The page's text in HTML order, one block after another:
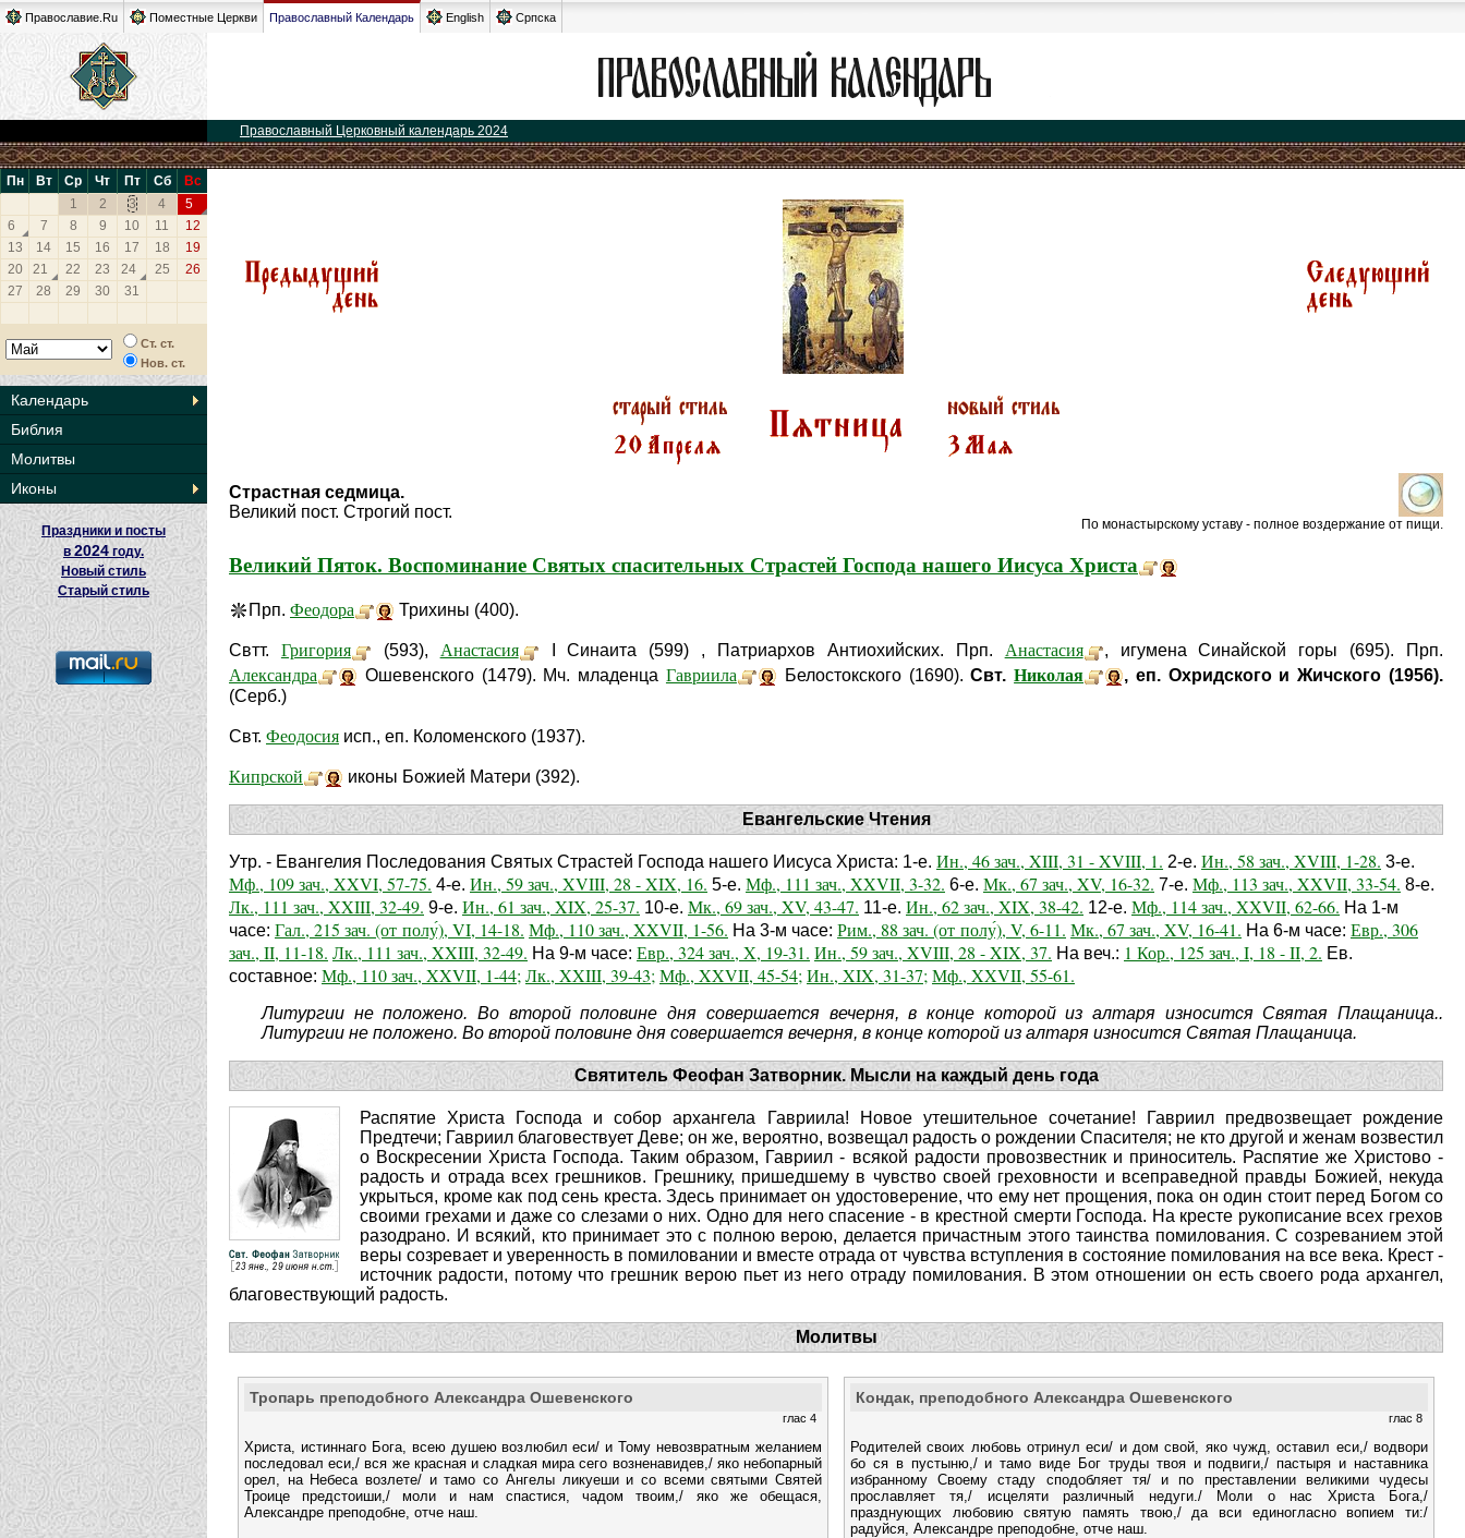
Православие.Ru Поместные Церкви Православный Календарь English Српска
Православный Церковный календарь 2024
Пн Вт Ср Чт Пт Сб
Вс
1
2 3 4
5
6
7 8 9 10 11
12
13
14 15 16 17 18
19
20
21 22 23 24 25
26
27
28 29 30 31
Ст. ст.
Нов. ст.
Календарь
Библия
Молитвы
Иконы
Праздники и посты
в2024 году.
Новый стиль
Старый стиль
Страстная седмица.
Великий пост. Строгий пост.
По монастырскому уставу - полное воздержание от пищи.
Великий Пяток. Воспоминание Святых спасительных Страстей Господа нашего Иисуса Христа
Прп. Феодора Трихины (400).
Свтт. Григория (593), Анастасия I Синаита (599) , Патриархов Антиохийских. Прп. Анастасия , игумена Синайской горы (695). Прп.
Александра Ошевенского (1479). Мч. младенца Гавриила Белостокского (1690).Свт.Николая
, еп. Охридского и Жичского (1956).
(Серб.)
Свт. Феодосия исп., еп. Коломенского (1937).
Кипрской иконы Божией Матери (392).
Евангельские Чтения
Утр. - Евангелия Последования Святых Страстей Господа нашего Иисуса Христа: 1-е. Ин., 46 зач., XIII, 31 - XVIII, 1. 2-е. Ин., 58 зач., XVIII, 1-28. 3-е.
Мф., 109 зач., XXVI, 57-75. 4-е. Ин., 59 зач., XVIII, 28 - XIX, 16. 5-е. Мф., 111 зач., XXVII, 3-32. 6-е. Мк., 67 зач., XV, 16-32. 7-е. Мф., 113 зач., XXVII, 33-54. 8-е.
Лк., 111 зач., XXIII, 32-49. 9-е. Ин., 61 зач., XIX, 25-37. 10-е. Мк., 69 зач., XV, 43-47. 11-е. Ин., 62 зач., XIX, 38-42. 12-е. Мф., 114 зач., XXVII, 62-66. На 1-м
часе: Гал., 215 зач. (от полу́), VI, 14-18. Мф., 110 зач., XXVII, 1-56. На 3-м часе: Рим., 88 зач. (от полу́), V, 6-11. Мк., 67 зач., XV, 16-41. На 6-м часе: Евр., 306
зач., II, 11-18. Лк., 111 зач., XXIII, 32-49. На 9-м часе: Евр., 324 зач., X, 19-31. Ин., 59 зач., XVIII, 28 - XIX, 37. На веч.: 1 Кор., 125 зач., I, 18 - II, 2. Ев.
составное: Мф., 110 зач., XXVII, 1-44;Лк., XXIII, 39-43;Мф., XXVII, 45-54;Ин., XIX, 31-37;Мф., XXVII, 55-61.
Литургии не положено. Во второй половине дня совершается вечерня, в конце которой из алтаря износится Святая Плащаница..
Литургии не положено. Во второй половине дня совершается вечерня, в конце которой из алтаря износится Святая Плащаница.
Святитель Феофан Затворник. Мысли на каждый день года
Распятие Христа Господа и собор архангела Гавриила! Новое утешительное сочетание! Гавриил предвозвещает рождение
Предтечи; Гавриил благовествует Деве; он же, вероятно, возвещал радость о рождении Спасителя; не кто другой и женам возвестил
о Воскресении Христа Господа. Таким образом, Гавриил - всякой радости провозвестник и приноситель. Распятие же Христово -
радость и отрада всех грешников. Грешнику, пришедшему в чувство своей греховности и всеправедной правды Божией, некуда
укрыться, кроме как под сень креста. Здесь принимает он удостоверение, что ему нет прощения, пока он один стоит перед Богом со
своими грехами и даже со слезами о них. Одно для него спасение - в крестной смерти Господа. На кресте рукописание всех грехов
разодрано. И всякий, кто принимает это с полною верою, делается причастным этого таинства помилования. С созреванием этой
веры созревает и уверенность в помиловании и вместе отрада от чувства вступления в состояние помилования на все века. Крест -
источник радости, потому что грешник верою пьет из него отраду помилования. В этом отношении он есть своего рода архангел,
благовествующий радость.
Молитвы
Тропарь преподобного Александра Ошевенского
глас 4
Христа, истиннаго Бога, всею душею возлюбил еси/ и Тому невозвратным желанием
последовал еси,/ вся же красная и сладкая мира сего возненавидев,/ яко небопарный
орел, на Небеса возлете/ и тамо со Ангелы ликуеши и со всеми святыми Святей
Троице предстоиши,/ моли и нам спастися, чадом твоим,/ яко же обещася,
Александре преподобне, отче наш.
Кондак, преподобного Александра Ошевенского
глас 8
Родителей своих любовь отринул еси/ и дом свой, яко чужд, оставил еси,/ водвори
бо ся в пустыню,/ и тамо виде Бог труды твоя и подвиги,/ пастыря и наставника
избранному Своему стаду сподобляет тя/ и по преставлении великими чудесы
прославляет тя,/ исцеляти различный недуги./ Моли о нас Христа Бога,/
празднующих любовию святую память твою,/ да вси единогласно вопием ти:/
радуйся, Александре преподобне, отче наш.